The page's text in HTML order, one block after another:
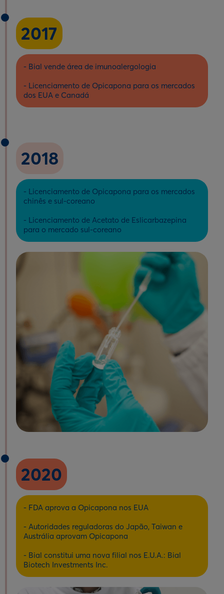
2017
- Bial vende área de imunoalergologia
- Licenciamento de Opicapona para os mercados
dos EUA e Canadá
2018
- Licenciamento de Opicapona para os mercados
chinês e sul-coreano
- Licenciamento de Acetato de Eslicarbazepina
para o mercado sul-coreano
2020
- FDA aprova a Opicapona nos EUA
- Autoridades reguladoras do Japão, Taiwan e
Austrália aprovam Opicapona
- Bial constitui uma nova filial nos E.U.A.: Bial
Biotech Investments Inc.